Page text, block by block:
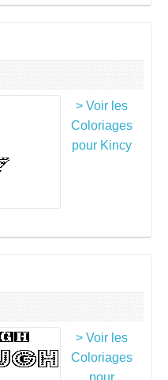
> Voir les
Coloriages
pour Kincy
> Voir les
Coloriages
pour